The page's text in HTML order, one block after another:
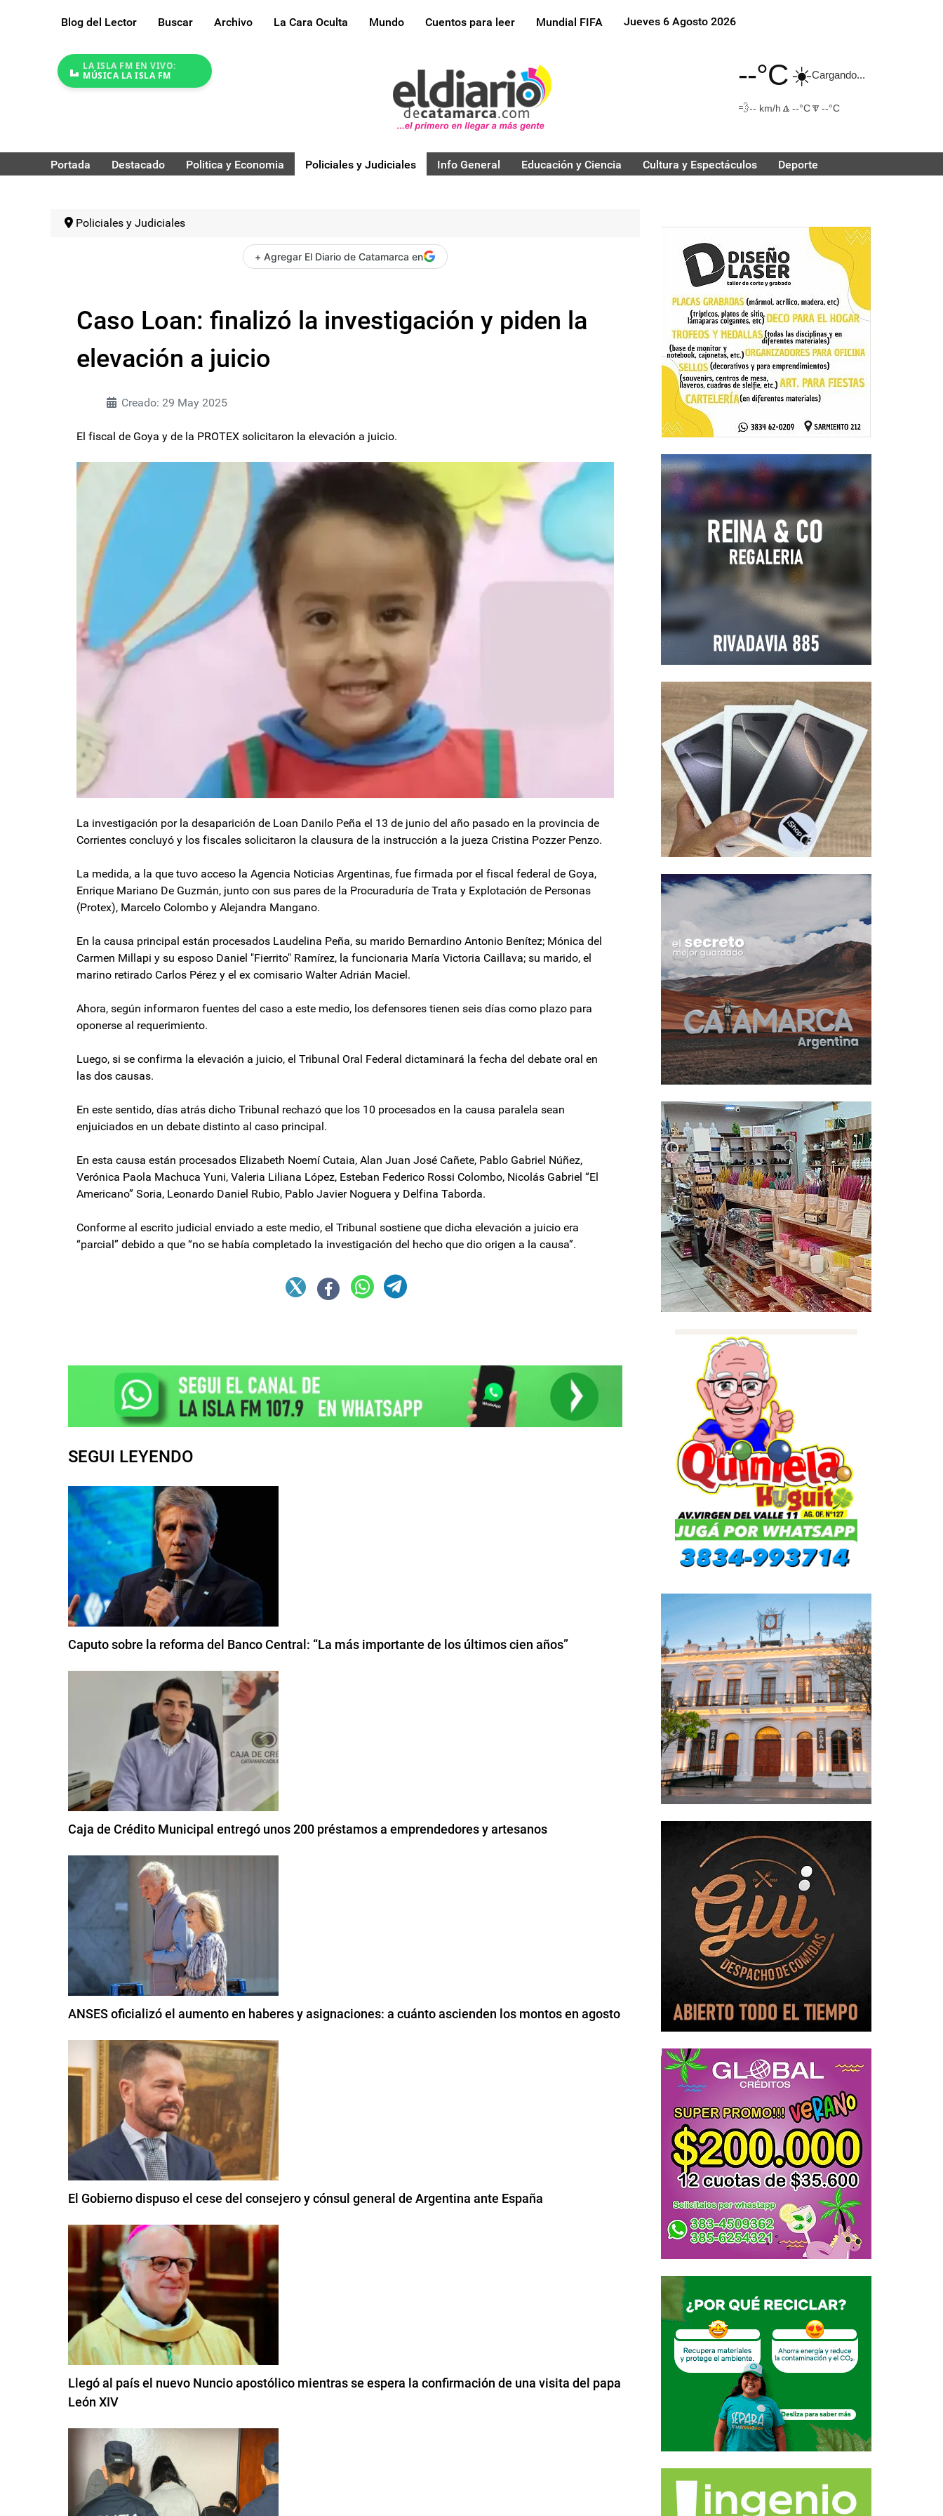
Blog del Lector Buscar Archivo La Cara Oculta Mundo Cuentos para leer Mundial FIFA Jueves 6 Agosto 2026
LA ISLA FM EN VIVO:
MÚSICA LA ISLA FM
--°C☀️Cargando...
💨-- km/h 🔼 --°C🔽 --°C
Portada Destacado Politica y Economia Policiales y Judiciales Info General Educación y Ciencia Cultura y Espectáculos Deporte
Policiales y Judiciales
+ Agregar El Diario de Catamarca en
Caso Loan: finalizó la investigación y piden la
elevación a juicio
Creado: 29 May 2025
El fiscal de Goya y de la PROTEX solicitaron la elevación a juicio.
La investigación por la desaparición de Loan Danilo Peña el 13 de junio del año pasado en la provincia de
Corrientes concluyó y los fiscales solicitaron la clausura de la instrucción a la jueza Cristina Pozzer Penzo.
La medida, a la que tuvo acceso la Agencia Noticias Argentinas, fue firmada por el fiscal federal de Goya,
Enrique Mariano De Guzmán, junto con sus pares de la Procuraduría de Trata y Explotación de Personas
(Protex), Marcelo Colombo y Alejandra Mangano.
En la causa principal están procesados Laudelina Peña, su marido Bernardino Antonio Benítez; Mónica del
Carmen Millapi y su esposo Daniel "Fierrito" Ramírez, la funcionaria María Victoria Caillava; su marido, el
marino retirado Carlos Pérez y el ex comisario Walter Adrián Maciel.
Ahora, según informaron fuentes del caso a este medio, los defensores tienen seis días como plazo para
oponerse al requerimiento.
Luego, si se confirma la elevación a juicio, el Tribunal Oral Federal dictaminará la fecha del debate oral en
las dos causas.
En este sentido, días atrás dicho Tribunal rechazó que los 10 procesados en la causa paralela sean
enjuiciados en un debate distinto al caso principal.
En esta causa están procesados Elizabeth Noemí Cutaia, Alan Juan José Cañete, Pablo Gabriel Núñez,
Verónica Paola Machuca Yuni, Valeria Liliana López, Esteban Federico Rossi Colombo, Nicolás Gabriel “El
Americano” Soria, Leonardo Daniel Rubio, Pablo Javier Noguera y Delfina Taborda.
Conforme al escrito judicial enviado a este medio, el Tribunal sostiene que dicha elevación a juicio era
“parcial” debido a que “no se había completado la investigación del hecho que dio origen a la causa”.
SEGUI LEYENDO
Caputo sobre la reforma del Banco Central: “La más importante de los últimos cien años”
Caja de Crédito Municipal entregó unos 200 préstamos a emprendedores y artesanos
ANSES oficializó el aumento en haberes y asignaciones: a cuánto ascienden los montos en agosto
El Gobierno dispuso el cese del consejero y cónsul general de Argentina ante España
Llegó al país el nuevo Nuncio apostólico mientras se espera la confirmación de una visita del papa
León XIV